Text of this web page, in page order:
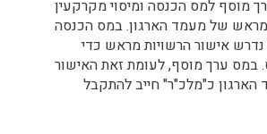
מוסף למס הכנסה ומיסוי מקרקעין
מראש של מעמד הארגון. במס הכנסה
נדרש אישור הרשויות מראש כדי
במס ערך מוסף, לעומת זאת האישור
כ"מלכ"ר" חייב להתקבל